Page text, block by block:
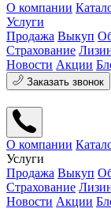
О компании
Услуги
Продажа Выкуп
Страхование
Новости Акции
Заказать звонок
О компании
Услуги
Продажа Выкуп
Страхование
Новости Акции